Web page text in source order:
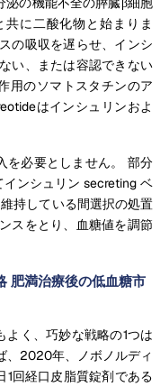
に二酸化物と始まりま
の吸収を遅らせ、インシ
い、または容認できない
用のソマトスタチンのア
はインシュリンおよ
を必要としません。 部分
ンシュリン secreting ベ
持している間選択の処置
スをとり、血糖値を調節
肥満治療後の低血糖市
く、巧妙な戦略の1つは
、2020年、ノボノルディ
1回経口皮脂質錠剤である